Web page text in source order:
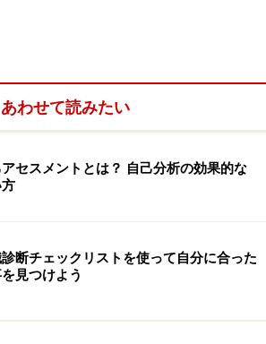
の基本要件は「べらぼう」
こと
仕事ができること」
手、ノーベル生理学・医学賞を受賞
世界的な指揮者である小澤征爾氏な
です。この専門分野、つまり道を究
あわせて読みたい
アセスメントとは？ 自己分析の効果的な
断チェックリストを使って自分に合った
見つけよう